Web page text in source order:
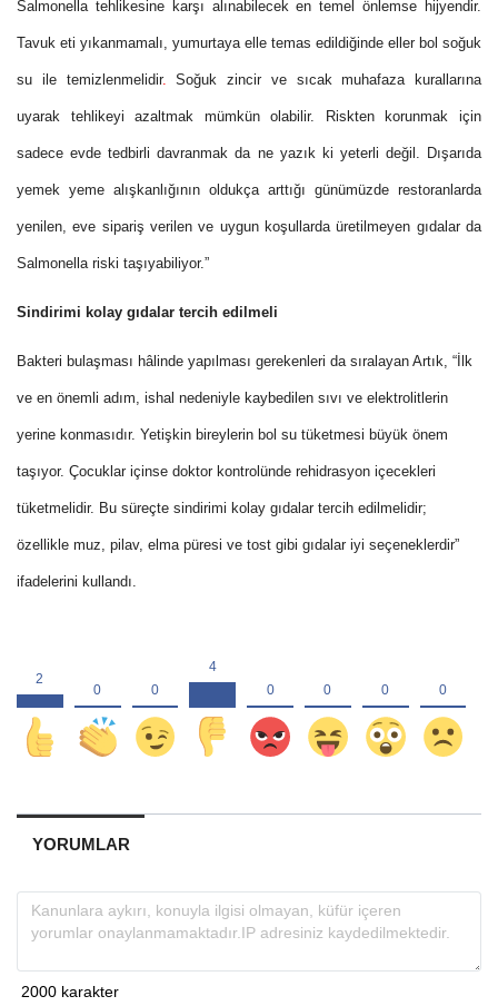
Salmonella tehlikesine karşı alınabilecek en temel önlemse hijyendir.
Tavuk eti yıkanmamalı, yumurtaya elle temas edildiğinde eller bol soğuk
su ile temizlenmelidir.Soğuk zincir ve sıcak muhafaza kurallarına
uyarak tehlikeyi azaltmak mümkün olabilir. Riskten korunmak için
sadece evde tedbirli davranmak da ne yazık ki yeterli değil. Dışarıda
yemek yeme alışkanlığının oldukça arttığı günümüzde restoranlarda
yenilen, eve sipariş verilen ve uygun koşullarda üretilmeyen gıdalar da
Salmonella riski taşıyabiliyor.”
Sindirimi kolay gıdalar tercih edilmeli
Bakteri bulaşması hâlinde yapılması gerekenleri da sıralayan Artık, “İlk
ve en önemli adım, ishal nedeniyle kaybedilen sıvı ve elektrolitlerin
yerine konmasıdır. Yetişkin bireylerin bol su tüketmesi büyük önem
taşıyor. Çocuklar içinse doktor kontrolünde rehidrasyon içecekleri
tüketmelidir. Bu süreçte sindirimi kolay gıdalar tercih edilmelidir;
özellikle muz, pilav, elma püresi ve tost gibi gıdalar iyi seçeneklerdir”
ifadelerini kullandı.
YORUMLAR